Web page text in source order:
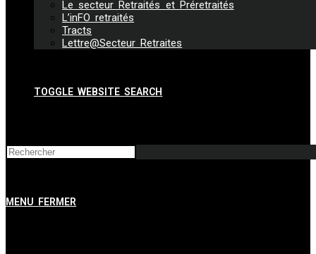
Le secteur Retraités et Préretraités
L’inFO retraités
Tracts
Lettre@Secteur Retraites
TOGGLE WEBSITE SEARCH
MENU FERMER